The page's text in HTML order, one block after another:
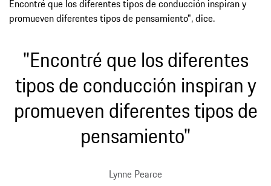
Encontré que los diferentes tipos de conducción inspiran y
promueven diferentes tipos de pensamiento", dice.
"Encontré que los diferentes
tipos de conducción inspiran y
promueven diferentes tipos de
pensamiento"
Lynne Pearce